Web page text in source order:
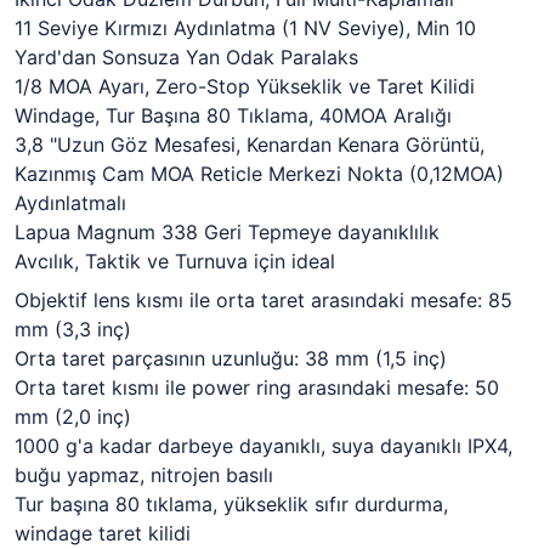
11 Seviye Kırmızı Aydınlatma (1 NV Seviye), Min 10
Yard'dan Sonsuza Yan Odak Paralaks
1/8 MOA Ayarı, Zero-Stop Yükseklik ve Taret Kilidi
Windage, Tur Başına 80 Tıklama, 40MOA Aralığı
3,8 "Uzun Göz Mesafesi, Kenardan Kenara Görüntü,
Kazınmış Cam MOA Reticle Merkezi Nokta (0,12MOA)
Aydınlatmalı
Lapua Magnum 338 Geri Tepmeye dayanıklılık
Avcılık, Taktik ve Turnuva için ideal
Objektif lens kısmı ile orta taret arasındaki mesafe: 85
mm (3,3 inç)
Orta taret parçasının uzunluğu: 38 mm (1,5 inç)
Orta taret kısmı ile power ring arasındaki mesafe: 50
mm (2,0 inç)
1000 g'a kadar darbeye dayanıklı, suya dayanıklı IPX4,
buğu yapmaz, nitrojen basılı
Tur başına 80 tıklama, yükseklik sıfır durdurma,
windage taret kilidi